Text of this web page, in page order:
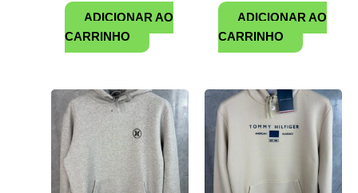
ADICIONAR AO
CARRINHO
ADICIONAR AO
CARRINHO